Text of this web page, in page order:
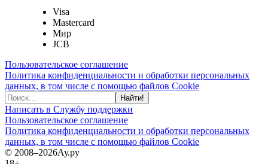
Visa
Mastercard
Мир
JCB
Пользовательское соглашение
Политика конфиденциальности и обработки персональных
данных, в том числе с помощью файлов Cookie
Найти!
Написать в Службу поддержки
Пользовательское соглашение
Политика конфиденциальности и обработки персональных
данных, в том числе с помощью файлов Cookie
© 2008–2026Ау.ру